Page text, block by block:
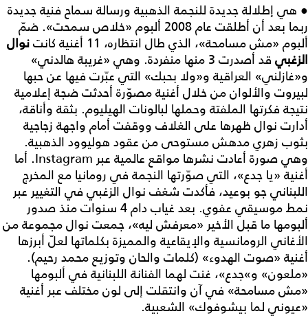
● هي إطلالة جديدة للنجمة الذهبية ورسالة سماح فنية جديدة
ربما بعد أن أطلقت عام 2008 ألبوم «خلاص سمحت». ضمّ
ألبوم «مش مسامحة»، الذي طال انتظاره، 11 أغنية كانت
نوال
الزغبي
قد أصدرت 3 منها منفردة. وهي «غريبة هالدني»
و«غازلني» العراقية و«ولا بحبك» التي عبّرت فيها عن حبها
لبيروت والألوان من خلال أغنية مصوّرة أحدثت ضجة إعلامية
نتيجة فكرتها الملفتة وحملها لبالونات الهيليوم. بثقة وأناقة،
أدارت نوال ظهرها على الغلاف ووقفت أمام واجهة زجاجية
بثوب زهري مدهش مستوحى من عقود هوليوود الذهبية.
وهي صورة أعادت نشرها مواقع عالمية عبر Instagram. أما
أغنية «يا جدع»، التي صوّرتها النجمة في رومانيا مع المخرج
اللبناني جو بوعيد، فأكدت شغف نوال الزغبي في التغيير عبر
نمط موسيقي عفوي. بعد غياب دام 4 سنوات منذ صدور
ألبومها ما قبل الأخير «معرفش ليه»، جمعت نوال مجموعة من
الأغاني الرومانسية والإيقاعية والمميزة بكلماتها لعلّ أبرزها
أغنية «صوت الهدوء» (كلمات والحان وتوزيع محمد رحيم).
«ملعون» و»جدع»، غنت لهما الفنانة اللبنانية في ألبومها
«مش مسامحة» في آن وانتقلت إلى لون مختلف عبر أغنية
«عيوني لما بيشوفوك» الشعبية.